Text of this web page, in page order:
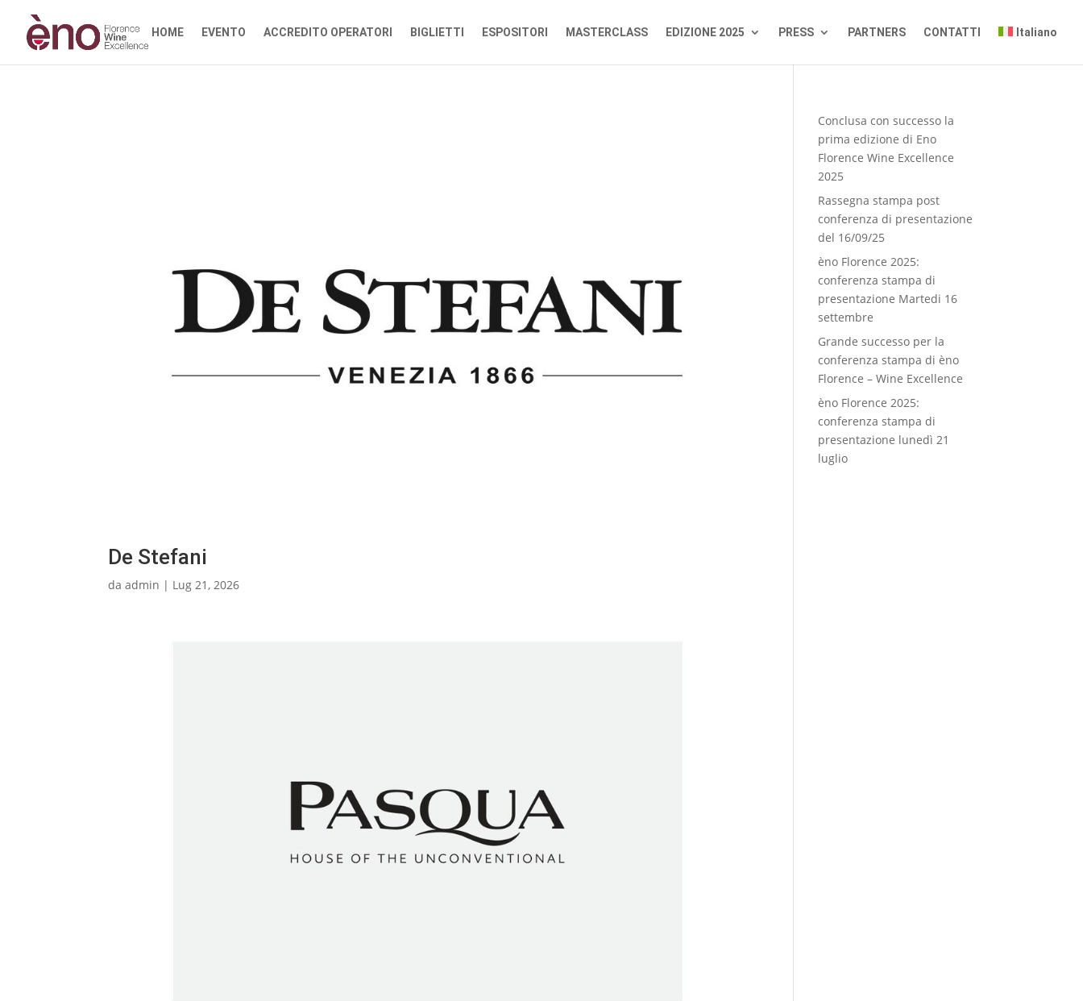
HOME EVENTO ACCREDITO OPERATORI BIGLIETTI ESPOSITORI MASTERCLASS EDIZIONE 2025 PRESS PARTNERS CONTATTI Italiano
De Stefani
daadmin | Lug 21, 2026
Conclusa con successo la
prima edizione di Eno
Florence Wine Excellence
2025
Rassegna stampa post
conferenza di presentazione
del 16/09/25
èno Florence 2025:
conferenza stampa di
presentazione Martedi 16
settembre
Grande successo per la
conferenza stampa di èno
Florence – Wine Excellence
èno Florence 2025:
conferenza stampa di
presentazione lunedì 21
luglio